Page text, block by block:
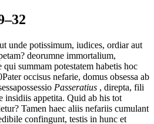
unde potissimum, iudices, ordiar aut
deorumne immortalium,
qui summam potestatem habetis hoc
Pater occisus nefarie, domus obsessa ab
possessio Passeratius , direpta, fili
insidiis appetita. Quid ab his tot
Tamen haec aliis nefariis cumulant
confingunt, testis in hunc et